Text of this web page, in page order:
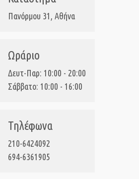
Πανόρμου 31, Αθήνα
Ωράριο
Δευτ-Παρ: 10:00 - 20:00
Σάββατο: 10:00 - 16:00
Τηλέφωνα
210-6424092
694-6361905